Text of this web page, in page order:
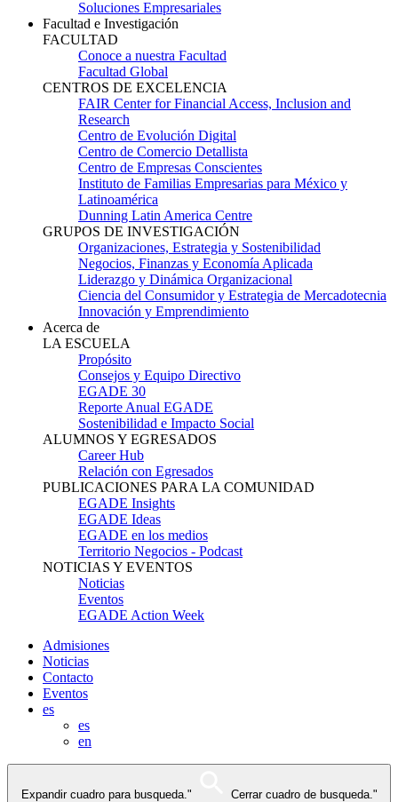
Soluciones Empresariales
Facultad e Investigación
FACULTAD
Conoce a nuestra Facultad
Facultad Global
CENTROS DE EXCELENCIA
FAIR Center for Financial Access, Inclusion and
Research
Centro de Evolución Digital
Centro de Comercio Detallista
Centro de Empresas Conscientes
Instituto de Familias Empresarias para México y
Latinoamérica
Dunning Latin America Centre
GRUPOS DE INVESTIGACIÓN
Organizaciones, Estrategia y Sostenibilidad
Negocios, Finanzas y Economía Aplicada
Liderazgo y Dinámica Organizacional
Ciencia del Consumidor y Estrategia de Mercadotecnia
Innovación y Emprendimiento
Acerca de
LA ESCUELA
Propósito
Consejos y Equipo Directivo
EGADE 30
Reporte Anual EGADE
Sostenibilidad e Impacto Social
ALUMNOS Y EGRESADOS
Career Hub
Relación con Egresados
PUBLICACIONES PARA LA COMUNIDAD
EGADE Insights
EGADE Ideas
EGADE en los medios
Territorio Negocios - Podcast
NOTICIAS Y EVENTOS
Noticias
Eventos
EGADE Action Week
Admisiones
Noticias
Contacto
Eventos
es
es
en
Expandir cuadro para busqueda." Cerrar cuadro de busqueda."